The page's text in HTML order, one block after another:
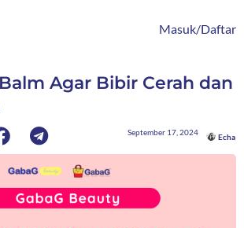
Masuk/Daftar
Agar Bibir Cerah dan
September 17, 2024
Echa